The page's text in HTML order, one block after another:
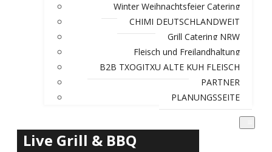
Winter Weihnachtsfeier Catering
CHIMI DEUTSCHLANDWEIT
Grill Catering NRW
Fleisch und Freilandhaltung
B2B TXOGITXU ALTE KUH FLEISCH
PARTNER
PLANUNGSSEITE
Live Grill & BBQ